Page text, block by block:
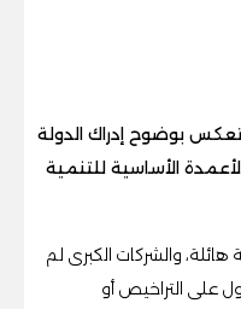
بوضوح إدراك الدولة
الأساسية للتنمية
والشركات الكبرى لم
على التراخيص أو